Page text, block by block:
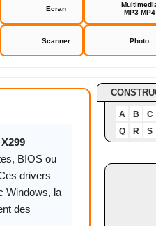
Ecran
MP3 MP4
Scanner Photo
i9
BIOS ou
drivers
Windows, la
des
A B
C
Q
R S